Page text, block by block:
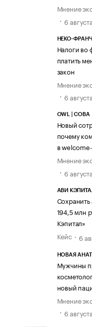
Мнение
6
НЕКО-ФРАНЧ
Налоги во
платить
закон
Мнение
6
OWL | СОВА
Новый
почему
в
Мнение
6
АВИ
Сохранить
194,5 млн
Кэпитал»
Кейс
6
НОВАЯ
Мужчины
новый
Мнение
6